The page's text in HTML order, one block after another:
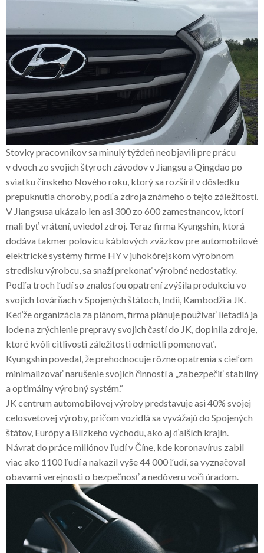
Stovky pracovníkov sa minulý týždeň neobjavili pre prácu
v dvoch zo svojich štyroch závodov v Jiangsu a Qingdao po
sviatku čínskeho Nového roku, ktorý sa rozšíril v dôsledku
prepuknutia choroby, podľa zdroja známeho o tejto záležitosti.
V Jiangsusa ukázalo len asi 300 zo 600 zamestnancov, ktorí
mali byť vrátení, uviedol zdroj. Teraz firma Kyungshin, ktorá
dodáva takmer polovicu káblových zväzkov pre automobilové
elektrické systémy firme HY v juhokórejskom výrobnom
stredisku výrobcu, sa snaží prekonať výrobné nedostatky.
Podľa troch ľudí so znalosťou opatrení zvýšila produkciu vo
svojich továrňach v Spojených štátoch, Indii, Kambodži a JK.
Keďže organizácia za plánom, firma plánuje používať lietadlá ja
lode na zrýchlenie prepravy svojich častí do JK, doplnila zdroje,
ktoré kvôli citlivosti záležitosti odmietli pomenovať.
Kyungshin povedal, že prehodnocuje rôzne opatrenia s cieľom
minimalizovať narušenie svojich činností a „zabezpečiť stabilný
a optimálny výrobný systém.“
JK centrum automobilovej výroby predstavuje asi 40% svojej
celosvetovej výroby, pričom vozidlá sa vyvážajú do Spojených
štátov, Európy a Blízkeho východu, ako aj ďalších krajín.
Návrat do práce miliónov ľudí v Číne, kde koronavírus zabil
viac ako 1100 ľudí a nakazil vyše 44 000 ľudí, sa vyznačoval
obavami verejnosti o bezpečnosť a nedôveru voči úradom.